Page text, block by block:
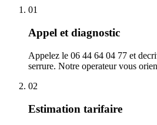
01
Appel et diagnostic
Appelez le 06 44 64 04 77 et
serrure. Notre operateur vous
02
Estimation tarifaire